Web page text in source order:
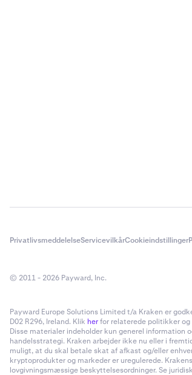
PrivatlivsmeddelelseServicevilkårCookieindstillinger
© 2011 - 2026 Payward, Inc.
Payward Europe Solutions Limited t/a Kraken er
D02 R296, Ireland. Klik herfor relaterede politikker
Disse materialer indeholder kun generel
handelsstrategi. Kraken arbejder ikke nu eller i
muligt, at du skal betale skat af afkast og/eller
kryptoprodukter og markeder er uregulerede.
lovgivningsmæssige beskyttelsesordninger. Se